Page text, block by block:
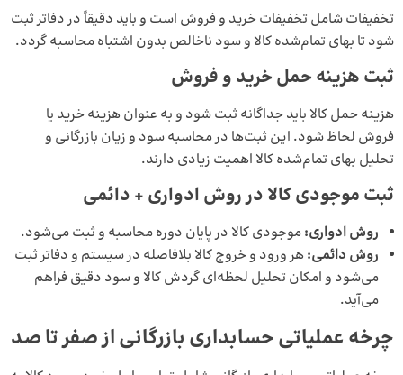
تخفیفات شامل تخفیفات خرید و فروش است و باید دقیقاً در دفاتر ثبت
شود تا بهای تمام‌شده کالا و سود ناخالص بدون اشتباه محاسبه گردد.
ثبت هزینه حمل خرید و فروش
هزینه حمل کالا باید جداگانه ثبت شود و به عنوان هزینه خرید یا
فروش لحاظ شود. این ثبت‌ها در محاسبه سود و زیان بازرگانی و
تحلیل بهای تمام‌شده کالا اهمیت زیادی دارند.
ثبت موجودی کالا در روش ادواری + دائمی
روش ادواری:موجودی کالا در پایان دوره محاسبه و ثبت می‌شود.
روش دائمی:هر ورود و خروج کالا بلافاصله در سیستم و دفاتر ثبت
می‌شود و امکان تحلیل لحظه‌ای گردش کالا و سود دقیق فراهم
می‌آید.
چرخه عملیاتی حسابداری بازرگانی از صفر تا صد